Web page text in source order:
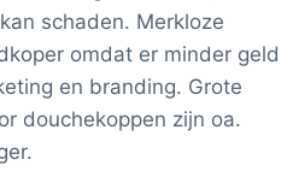
schaden. Merkloze
omdat er minder geld
en branding. Grote
douchekoppen zijn oa.